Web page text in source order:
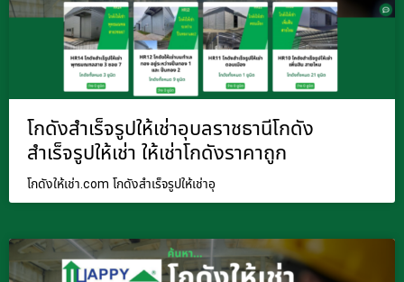
โกดังสำเร็จรูปให้เช่าอุบลราชธานีโกดัง
สำเร็จรูปให้เช่า ให้เช่าโกดังราคาถูก
โกดังให้เช่า.com โกดังสำเร็จรูปให้เช่าอุ